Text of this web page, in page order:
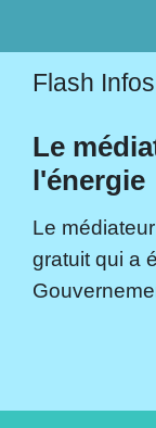
Flash Infos
Le
l'énergie
Le
gratuit qui a